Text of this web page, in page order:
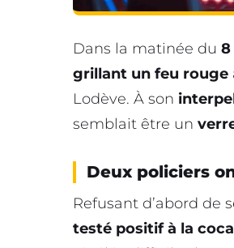
Dans la matinée du 8
grillant un feu rouge
Lodève. À son
semblait être un
Deux policiers
Refusant d’abord de
testé positif à la